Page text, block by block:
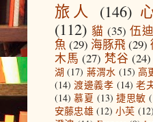
旅人 (146)
(112) 貓 (35) 伍
魚 (29) 海豚飛(29)
木馬 (27) 梵谷 (24)
湖 (17) 蔣渭水 (15) 高
(14) 渡邊義孝 (14) 老
(14) 慕夏 (13) 捷思敏
安藤忠雄 (12) 小芙 (12)